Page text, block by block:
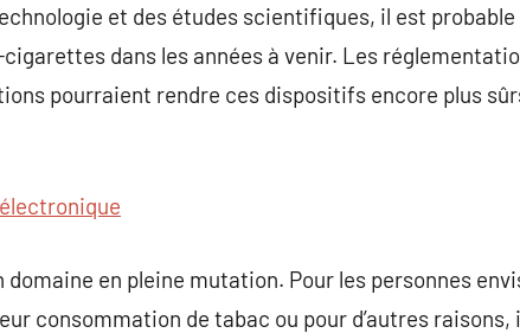
et des études scientifiques, il est probable
dans les années à venir. Les
pourraient rendre ces dispositifs encore plus
en pleine mutation. Pour les personnes
consommation de tabac ou pour d’autres raisons,